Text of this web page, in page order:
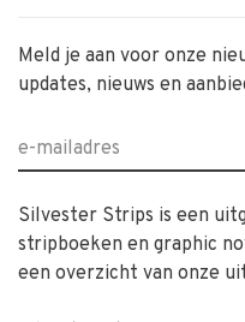
Meld je aan voor onze
updates, nieuws en
Silvester Strips is een
stripboeken en graphic
een overzicht van onze